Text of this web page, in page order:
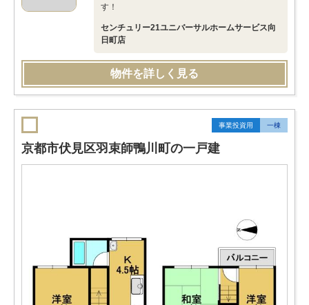
す！
センチュリー21ユニバーサルホームサービス向
日町店
物件を詳しく見る
事業投資用 一棟
京都市伏見区羽束師鴨川町の一戸建